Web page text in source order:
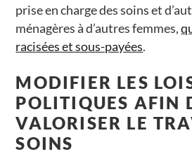
prise en charge des soins et
ménagères à d’autres femmes,
racisées et sous-payées.
MODIFIER LES
POLITIQUES AFIN
VALORISER LE
SOINS